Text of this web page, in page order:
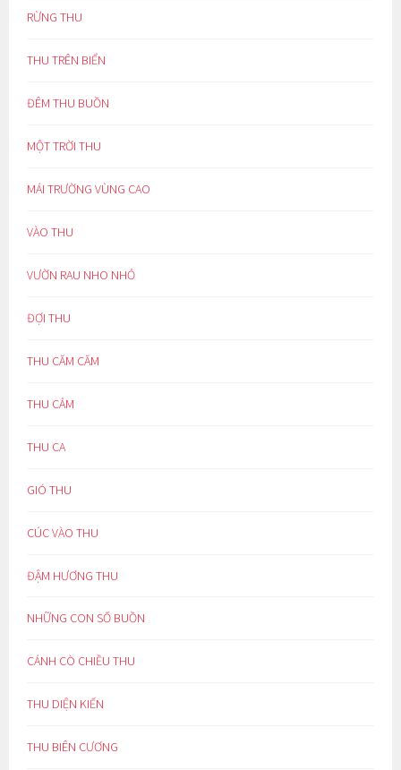
RỪNG THU
THU TRÊN BIỂN
ĐÊM THU BUỒN
MỘT TRỜI THU
MÁI TRƯỜNG VÙNG CAO
VÀO THU
VƯỜN RAU NHO NHỎ
ĐỢI THU
THU CĂM CĂM
THU CẢM
THU CA
GIÓ THU
CÚC VÀO THU
ĐẬM HƯƠNG THU
NHỮNG CON SỐ BUỒN
CÁNH CÒ CHIỀU THU
THU DIỆN KIẾN
THU BIÊN CƯƠNG